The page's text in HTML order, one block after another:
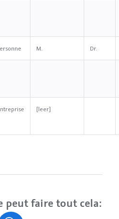
M. Dr.
[leer]
peut faire tout cela: